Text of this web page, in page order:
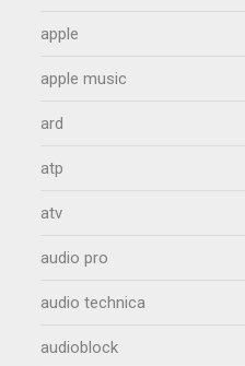
apple
apple music
ard
atp
atv
audio pro
audio technica
audioblock